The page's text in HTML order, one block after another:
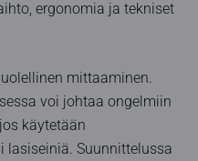
ergonomia ja tekniset
mittaaminen.
voi johtaa ongelmiin
käytetään
Suunnittelussa